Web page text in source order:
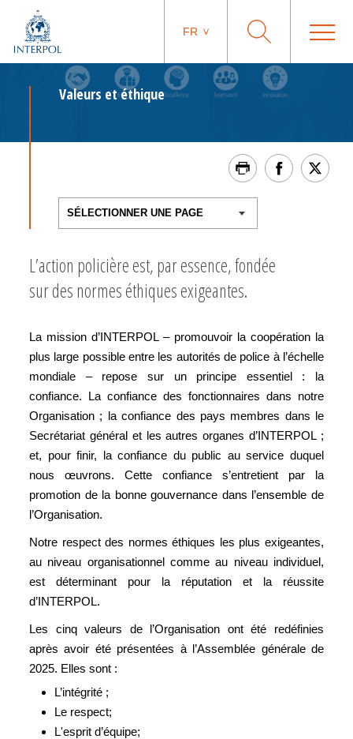
FR
Valeurs et éthique
L’action policière est, par essence, fondée
sur des normes éthiques exigeantes.
La mission d’INTERPOL – promouvoir la coopération la
plus large possible entre les autorités de police à l’échelle
mondiale – repose sur un principe essentiel : la
confiance. La confiance des fonctionnaires dans notre
Organisation ; la confiance des pays membres dans le
Secrétariat général et les autres organes d’INTERPOL ;
et, pour finir, la confiance du public au service duquel
nous œuvrons. Cette confiance s’entretient par la
promotion de la bonne gouvernance dans l’ensemble de
l’Organisation.
Notre respect des normes éthiques les plus exigeantes,
au niveau organisationnel comme au niveau individuel,
est déterminant pour la réputation et la réussite
d’INTERPOL.
Les cinq valeurs de l’Organisation ont été redéfinies
après avoir été présentées à l’Assemblée générale de
2025. Elles sont :
L’intégrité ;
Le respect;
L'esprit d’équipe;